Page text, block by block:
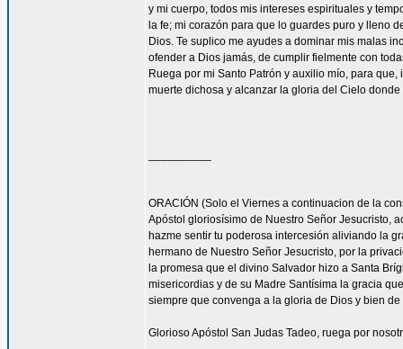
y mi cuerpo, todos mis intereses espirituales y
la fe; mi corazón para que lo guardes puro y lleno
Dios. Te suplico me ayudes a dominar mis malas
ofender a Dios jamás, de cumplir fielmente con
Ruega por mi Santo Patrón y auxilio mío, para
muerte dichosa y alcanzar la gloria del Cielo
ORACIÓN (Solo el Viernes a continuacion de la
Apóstol gloriosísimo de Nuestro Señor Jesucristo,
hazme sentir tu poderosa intercesión aliviando la
hermano de Nuestro Señor Jesucristo, por la
la promesa que el divino Salvador hizo a Santa
misericordias y de su Madre Santísima la gracia
siempre que convenga a la gloria de Dios y bien de
Glorioso Apóstol San Judas Tadeo, ruega por